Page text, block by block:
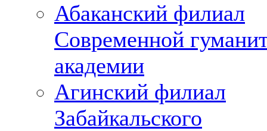
Абаканский филиал
Современной
академии
Агинский филиал
Забайкальского